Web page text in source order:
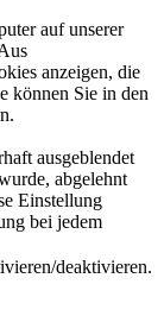
auf unserer
anzeigen, die
können Sie in den
ausgeblendet
abgelehnt
Einstellung
bei jedem
deaktivieren.